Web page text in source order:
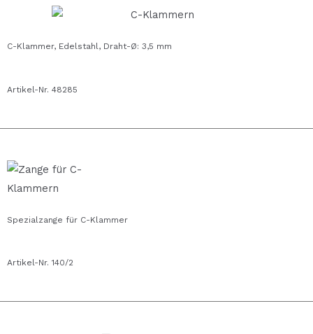
C-Klammer, Edelstahl, Draht-Ø: 3,5 mm
Artikel-Nr. 48285
Spezialzange für C-Klammer
Artikel-Nr. 140/2